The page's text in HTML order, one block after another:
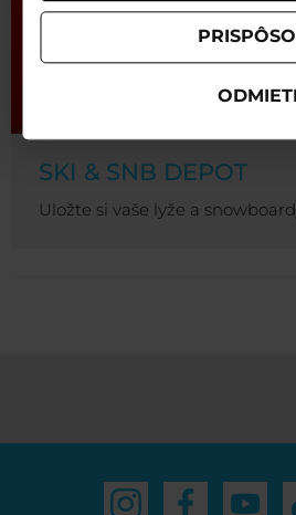
SKI & SNB DEPOT
Uložte si vaše lyže a